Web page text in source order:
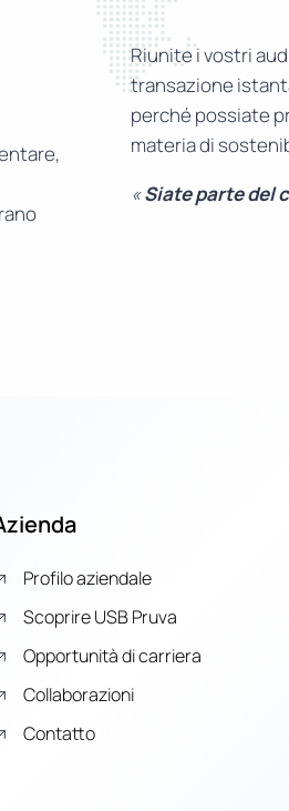
Riunite i vostri
transazione
perché possiate
materia di
«Siate parte del
Profilo aziendale
Scoprire USB Pruva
Opportunità di carriera
Collaborazioni
Contatto